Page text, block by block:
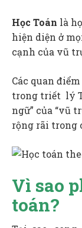
Học Toán là
hiện diện ở
cạnh của vũ
Các quan
trong triết lý
ngữ” của “vũ
rộng rãi trong
Vì sao
toán?